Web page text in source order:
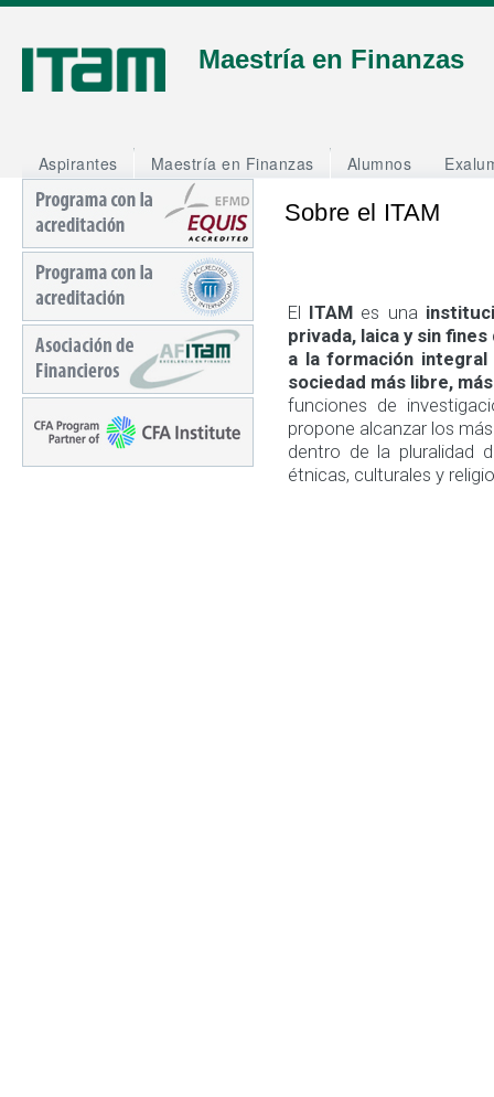
Maestría en Finanzas
Aspirantes Maestría en Finanzas Alumnos
Sobre el ITAM
El ITAM es una
privada, laica y sin
a la formación
sociedad más libre,
funciones de
propone alcanzar los
dentro de la pluralidad
étnicas, culturales y